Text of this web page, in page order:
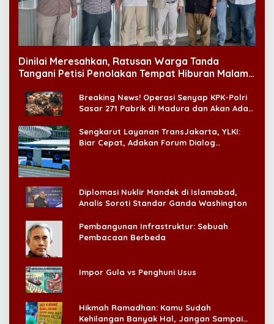
Dinilai Meresahkan, Ratusan Warga Tanda
Tangani Petisi Penolakan Tempat Hiburan Malam
Breaking News! Operasi Senyap KPK-Polri
Sasar 271 Pabrik di Madura dan Akan Ada
Sengkarut Layanan TransJakarta, YLKI:
Biar Cepat, Adakan Forum Dialog
Diplomasi Nuklir Mandek di Islamabad,
Analis Soroti Standar Ganda Washington
Pembangunan Infrastruktur: Sebuah
Pembacaan Berbeda
Impor Gula vs Penghuni Usus
Hikmah Ramadhan: Kamu Sudah
Kehilangan Banyak Hal, Jangan Sampai